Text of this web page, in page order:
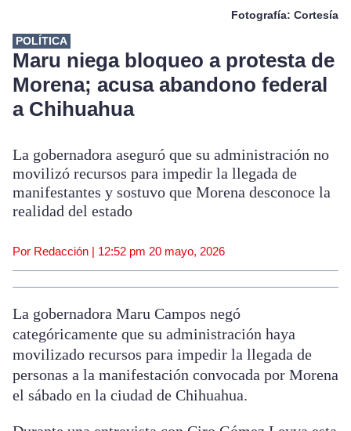
Fotografía: Cortesía
POLÍTICA
Maru niega bloqueo a protesta de
Morena; acusa abandono federal
a Chihuahua
La gobernadora aseguró que su administración no
movilizó recursos para impedir la llegada de
manifestantes y sostuvo que Morena desconoce la
realidad del estado
Por Redacción | 12:52 pm 20 mayo, 2026
La gobernadora Maru Campos negó
categóricamente que su administración haya
movilizado recursos para impedir la llegada de
personas a la manifestación convocada por Morena
el sábado en la ciudad de Chihuahua.